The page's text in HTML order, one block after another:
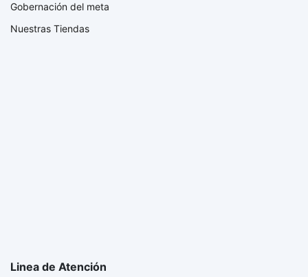
Gobernación del meta
Nuestras Tiendas
Linea de Atención